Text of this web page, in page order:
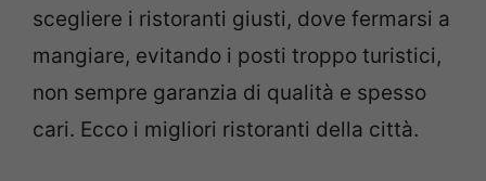
scegliere i ristoranti giusti, dove fermarsi a
mangiare, evitando i posti troppo turistici,
non sempre garanzia di qualità e spesso
cari. Ecco i migliori ristoranti della città.